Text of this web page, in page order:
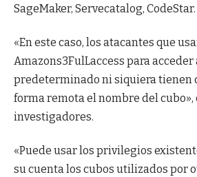
SageMaker, Servecatalog, CodeStar.
«En este caso, los atacantes que
Amazons3FulLaccess para
predeterminado ni siquiera tienen
forma remota el nombre del
investigadores.
«Puede usar los privilegios
su cuenta los cubos utilizados por